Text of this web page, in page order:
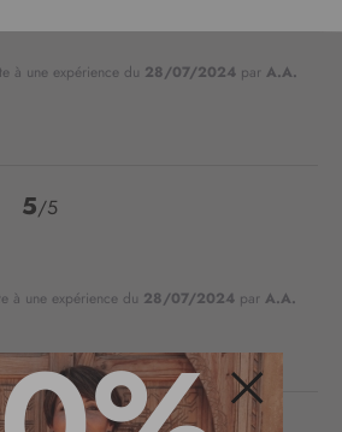
à une expérience du 28/07/2024 par A.A.
5/5
à une expérience du 28/07/2024 par A.A.